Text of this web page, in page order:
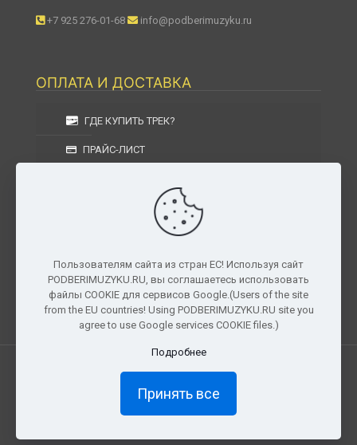
+7 925 276-01-68 info@podberimuzyku.ru
ОПЛАТА И ДОСТАВКА
ГДЕ КУПИТЬ ТРЕК?
ПРАЙС-ЛИСТ
УСЛОВИЯ ДОСТАВКИ
УСЛОВИЯ ВОЗВРАТА
г. Москва, Московская область, Центральный
федеральный округ, РФ, Россия
Все права защищены. © 2026 PODBERIMUZYKU.RU
Пользователям сайта из стран ЕС! Используя сайт
PODBERIMUZYKU.RU, вы соглашаетесь использовать
файлы COOKIE для сервисов Google.(Users of the site
from the EU countries! Using PODBERIMUZYKU.RU site you
agree to use Google services COOKIE files.)
Подробнее
Принять все